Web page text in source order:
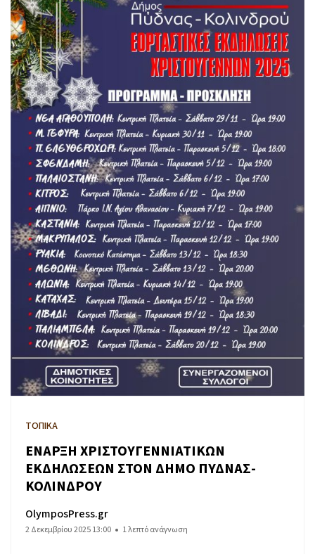
ΤΟΠΙΚΑ
ΕΝΑΡΞΗ ΧΡΙΣΤΟΥΓΕΝΝΙΑΤΙΚΩΝ
ΕΚΔΗΛΩΣΕΩΝ ΣΤΟΝ ΔΗΜΟ ΠΥΔΝΑΣ-
ΚΟΛΙΝΔΡΟΥ
OlymposPress.gr
2 Δεκεμβρίου 2025 13:00 1 λεπτό ανάγνωση